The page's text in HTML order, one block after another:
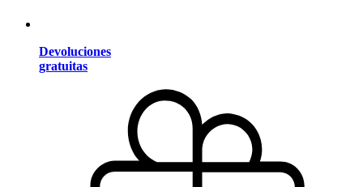
Devoluciones
gratuitas